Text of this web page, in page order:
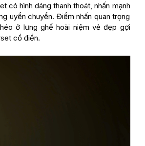
có hình dáng thanh thoát, nhấn mạnh
uyển chuyển. Điểm nhấn quan trọng
ở lưng ghế hoài niệm vẻ đẹp gợi
cổ điển.